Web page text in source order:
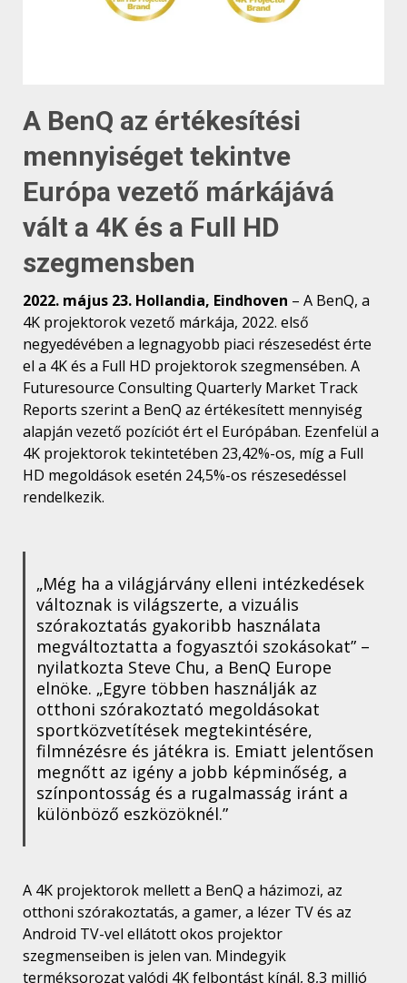
A BenQ az értékesítési
mennyiséget tekintve
Európa vezető márkájává
vált a 4K és a Full HD
szegmensben
2022. május 23. Hollandia, Eindhoven – A BenQ, a
4K projektorok vezető márkája, 2022. első
negyedévében a legnagyobb piaci részesedést érte
el a 4K és a Full HD projektorok szegmensében. A
Futuresource Consulting Quarterly Market Track
Reports szerint a BenQ az értékesített mennyiség
alapján vezető pozíciót ért el Európában. Ezenfelül a
4K projektorok tekintetében 23,42%-os, míg a Full
HD megoldások esetén 24,5%-os részesedéssel
rendelkezik.
„Még ha a világjárvány elleni intézkedések
változnak is világszerte, a vizuális
szórakoztatás gyakoribb használata
megváltoztatta a fogyasztói szokásokat” –
nyilatkozta Steve Chu, a BenQ Europe
elnöke. „Egyre többen használják az
otthoni szórakoztató megoldásokat
sportközvetítések megtekintésére,
filmnézésre és játékra is. Emiatt jelentősen
megnőtt az igény a jobb képminőség, a
színpontosság és a rugalmasság iránt a
különböző eszközöknél.”
A 4K projektorok mellett a BenQ a házimozi, az
otthoni szórakoztatás, a gamer, a lézer TV és az
Android TV-vel ellátott okos projektor
szegmenseiben is jelen van. Mindegyik
terméksorozat valódi 4K felbontást kínál, 8,3 millió